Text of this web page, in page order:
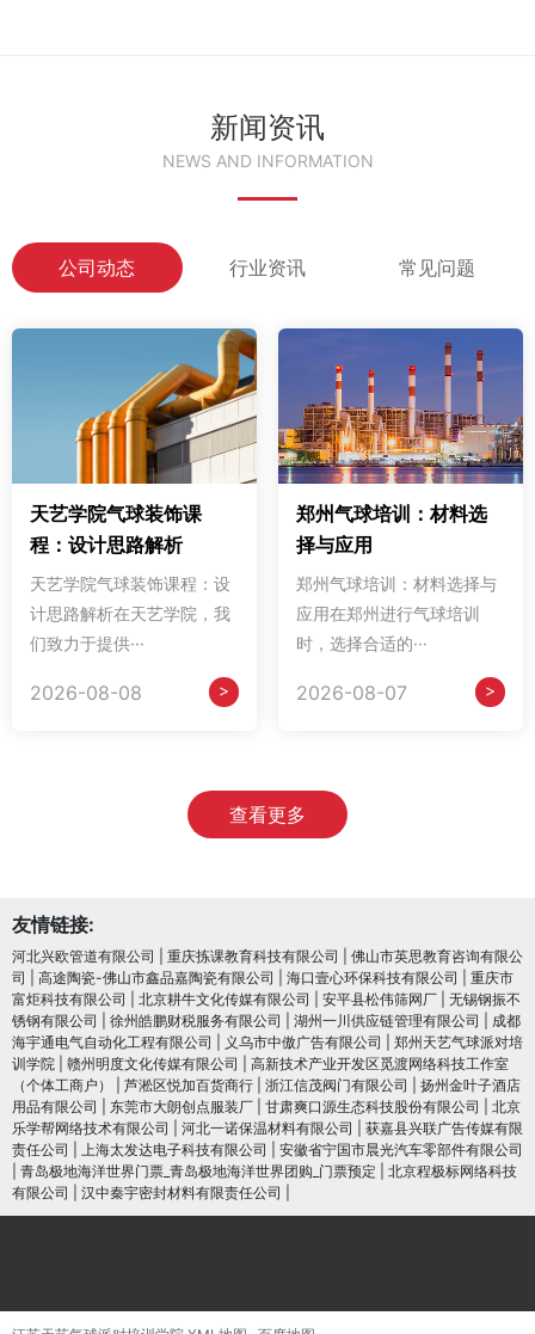
新闻资讯
NEWS AND INFORMATION
公司动态 行业资讯 常见问题
天艺学院气球装饰课
程：设计思路解析
天艺学院气球装饰课程：设
计思路解析在天艺学院，我
们致力于提供···
2026-08-08 >
郑州气球培训：材料选
择与应用
郑州气球培训：材料选择与
应用在郑州进行气球培训
时，选择合适的···
2026-08-07 >
查看更多
友情链接:
河北兴欧管道有限公司 重庆拣课教育科技有限公司
佛山市英思教育咨询有限公
司
高途陶瓷-佛山市鑫品嘉陶瓷有限公司 海口壹心环保科技有限公司
重庆市
富炬科技有限公司
北京耕牛文化传媒有限公司 安平县松伟筛网厂
无锡钢振不
锈钢有限公司
徐州皓鹏财税服务有限公司 湖州一川供应链管理有限公司
成都
海宇通电气自动化工程有限公司
义乌市中傲广告有限公司
郑州天艺气球派对培
训学院
赣州明度文化传媒有限公司
高新技术产业开发区觅渡网络科技工作室
（个体工商户）
芦淞区悦加百货商行 浙江信茂阀门有限公司
扬州金叶子酒店
用品有限公司
东莞市大朗创点服装厂 甘肃爽口源生态科技股份有限公司
北京
乐学帮网络技术有限公司
河北一诺保温材料有限公司
获嘉县兴联广告传媒有限
责任公司
上海太发达电子科技有限公司
安徽省宁国市晨光汽车零部件有限公司
青岛极地海洋世界门票_青岛极地海洋世界团购_门票预定
北京程极标网络科技
有限公司
汉中秦宇密封材料有限责任公司